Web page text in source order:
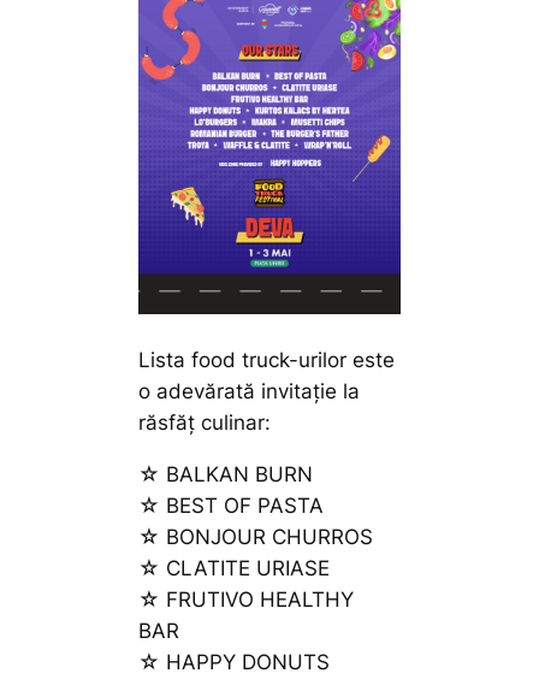
Lista food truck-urilor este
o adevărată invitație la
răsfăț culinar:
☆ BALKAN BURN
☆ BEST OF PASTA
☆ BONJOUR CHURROS
☆ CLATITE URIASE
☆ FRUTIVO HEALTHY
BAR
☆ HAPPY DONUTS